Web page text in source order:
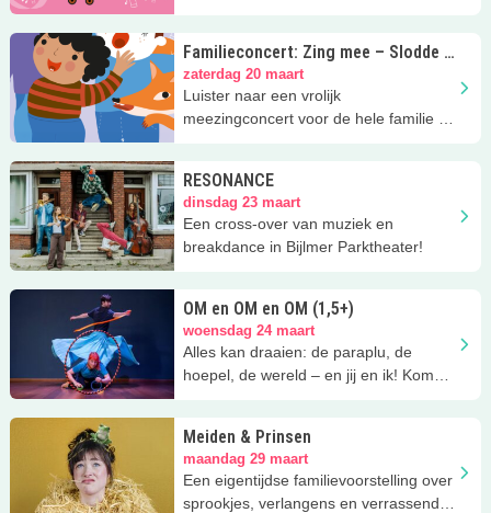
Familieconcert: Zing mee – Slodde &
Vos (4+)
zaterdag 20 maart
Luister naar een vrolijk
meezingconcert voor de hele familie in
RESONANCE
dinsdag 23 maart
Een cross-over van muziek en
breakdance in Bijlmer Parktheater!
OM en OM en OM (1,5+)
woensdag 24 maart
Alles kan draaien: de paraplu, de
hoepel, de wereld – en jij en ik! Kom
Meiden & Prinsen
maandag 29 maart
Een eigentijdse familievoorstelling over
sprookjes, verlangens en verrassende